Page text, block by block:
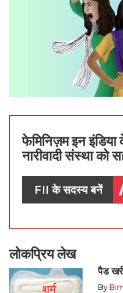
फेमिनिज़म इन
नारीवादी संस्था को
FII के सदस्य बनें
लोकप्रिय लेख
पैड
By